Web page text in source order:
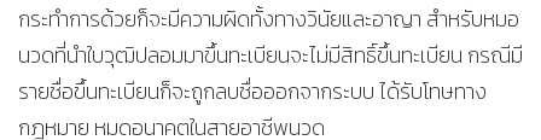
กระทำการด้วยก็จะมีความผิดทั้งทางวินัยและอาญา สำหรับหมอ
นวดที่นำใบวุฒิปลอมมาขึ้นทะเบียนจะไม่มีสิทธิ์ขึ้นทะเบียน กรณีมี
รายชื่อขึ้นทะเบียนก็จะถูกลบชื่อออกจากระบบ ได้รับโทษทาง
กฎหมาย หมดอนาคตในสายอาชีพนวด